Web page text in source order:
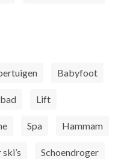
Babyfoot
Lift
Spa Hammam
Schoendroger